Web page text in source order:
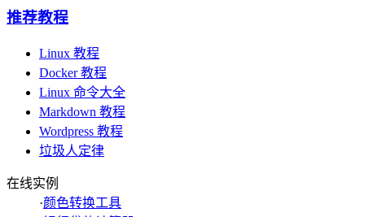
推荐教程
Linux 教程
Docker 教程
Linux 命令大全
Markdown 教程
Wordpress 教程
垃圾人定律
在线实例
·颜色转换工具